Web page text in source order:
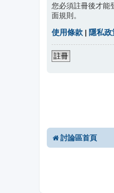
您必須註冊後才能
面規則。
使用條款 | 隱私政
註冊
討論區首頁